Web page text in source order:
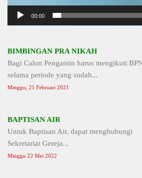
00:00
BIMBINGAN PRA NIKAH
Bagi Calon Pengantin harus mengikuti
selama periode yang sudah...
Minggu, 21 Februari 2021
BAPTISAN AIR
Untuk Baptisan Air, dapat menghubungi
Sekretariat Gereja...
Minggu 22 Mei 2022